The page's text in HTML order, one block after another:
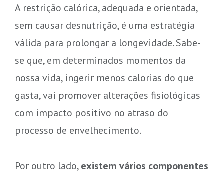
A restrição calórica, adequada e orientada,
sem causar desnutrição, é uma estratégia
válida para prolongar a longevidade. Sabe-
se que, em determinados momentos da
nossa vida, ingerir menos calorias do que
gasta, vai promover alterações fisiológicas
com impacto positivo no atraso do
processo de envelhecimento.
Por outro lado,existem vários componentes